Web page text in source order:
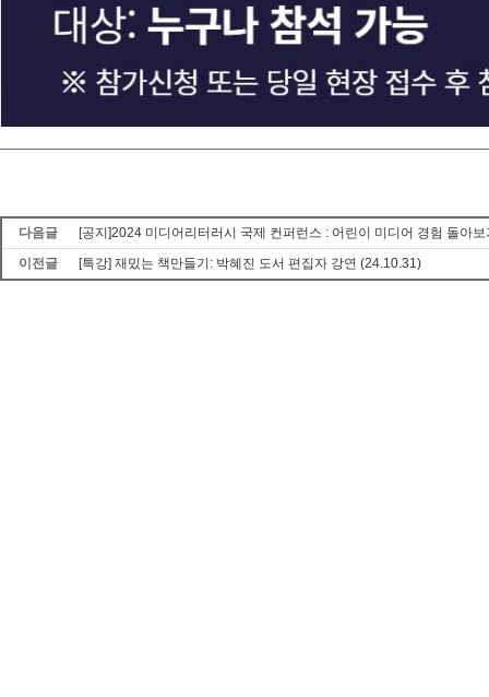
다음글
[공지]2024 미디어리터러시 국제 컨퍼런스 : 어린이 미디어 경험 돌아보
이전글
[특강] 재밌는 책만들기: 박혜진 도서 편집자 강연 (24.10.31)